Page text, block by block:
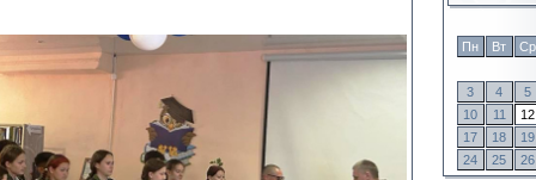
Пн Вт Ср
3 4
5
10
11
12
17
18
19
24
25 26